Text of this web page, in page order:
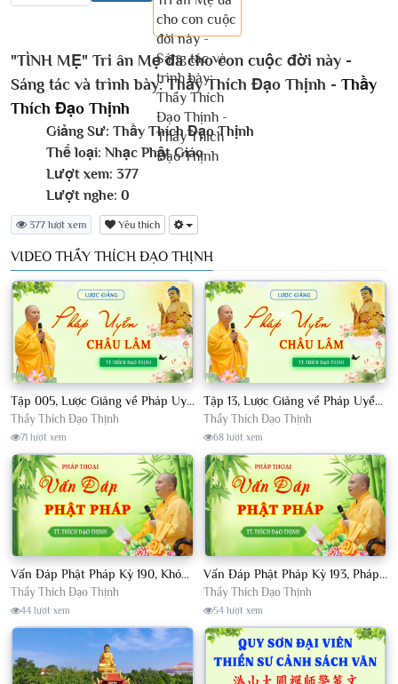
"TÌNH MẸ" Tri ân Mẹ đã cho con cuộc đời này -
Sáng tác và trình bày: Thầy Thích Đạo Thịnh - Thầy
Thích Đạo Thịnh
Giảng Sư: Thầy Thích Đạo Thịnh
Thể loại: Nhạc Phật Giáo
Lượt xem: 377
Lượt nghe: 0
377 lượt xem Yêu thích
VIDEO THẦY THÍCH ĐẠO THỊNH
Tập 005, Lược Giảng về Pháp Uyển Châu Lâm, Chủ giảng TT Thích Đạo Thịnh
Thầy Thích Đạo Thịnh
71 lượt xem
Tập 13, Lược Giảng về Pháp Uyển Châu Lâm, Chủ giảng TT Thích Đạo Thịnh
Thầy Thích Đạo Thịnh
68 lượt xem
Vấn Đáp Phật Pháp Kỳ 190, Khóa Tu Sinh Viên Con Kể Bụt Nghe Tháng 05, 2023 TT. Thích Đạo Thịnh - CKN
Thầy Thích Đạo Thịnh
44 lượt xem
Vấn Đáp Phật Pháp Kỳ 193, Pháp Hội TPTTHN Tháng 04/2023 TT. Thích Đạo Thịnh - CKN
Thầy Thích Đạo Thịnh
54 lượt xem